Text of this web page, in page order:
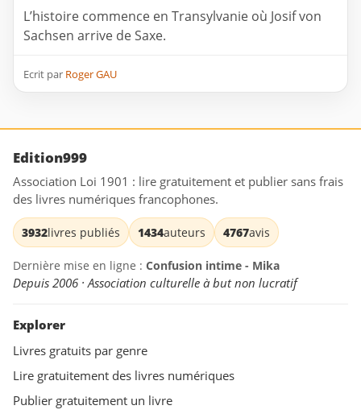
L’histoire commence en Transylvanie où Josif von
Sachsen arrive de Saxe.
Ecrit par Roger GAU
Edition999
Association Loi 1901 : lire gratuitement et publier sans frais
des livres numériques francophones.
3932livres publiés 1434auteurs 4767avis
Dernière mise en ligne : Confusion intime - Mika
Depuis 2006 · Association culturelle à but non lucratif
Explorer
Livres gratuits par genre
Lire gratuitement des livres numériques
Publier gratuitement un livre